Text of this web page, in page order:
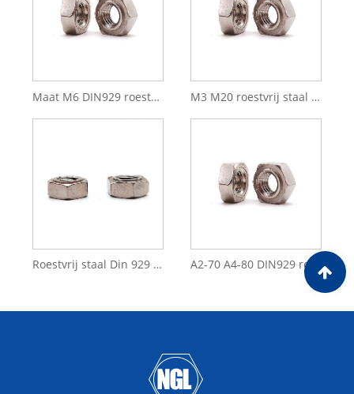
Maat M6 DIN929 roestvrijstalen zeskantlasmoer M3 M20 roestvrij staal SS304 SS316 DIN 929 zeskantlasmoeren
Roestvrij staal Din 929 zeskantprojectie-lasmoer M6 M20